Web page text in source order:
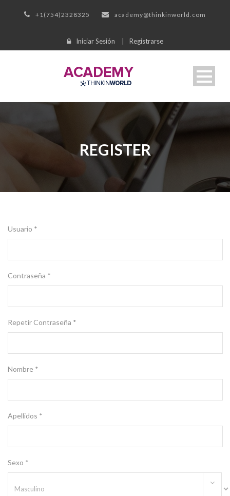
+1(754)2328325 academy@thinkinworld.com
Iniciar Sesión Registrarse
REGISTER
Usuario *
Contraseña *
Repetir Contraseña *
Nombre *
Apellidos *
Sexo *